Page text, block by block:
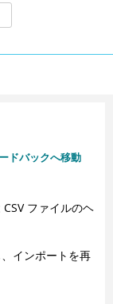
ドバックへ移動
ファイルのヘ
インポートを再